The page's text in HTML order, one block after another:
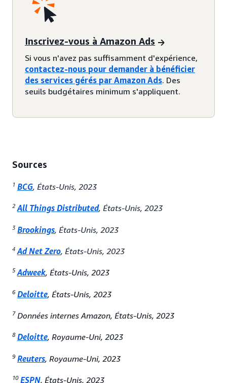
Inscrivez-vous à Amazon Ads
Si vous n'avez pas suffisamment d'expérience,
contactez-nous pour demander à bénéficier
des services gérés par Amazon Ads. Des
seuils budgétaires minimum s'appliquent.
Sources
1 BCG, États-Unis, 2023
2 All Things Distributed, États-Unis, 2023
3 Brookings, États-Unis, 2023
4 Ad Net Zero, États-Unis, 2023
5 Adweek, États-Unis, 2023
6 Deloitte, États-Unis, 2023
7 Données internes Amazon, États-Unis, 2023
8 Deloitte, Royaume-Uni, 2023
9 Reuters, Royaume-Uni, 2023
10 ESPN, États-Unis, 2023